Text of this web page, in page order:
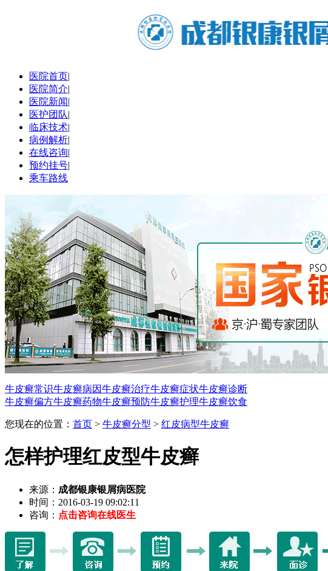
医院首页|
医院简介|
医院新闻|
医护团队|
临床技术|
病例解析|
在线咨询|
预约挂号|
乘车路线
牛皮癣常识牛皮癣病因牛皮癣治疗牛皮癣症状牛皮癣诊断
牛皮癣偏方牛皮癣药物牛皮癣预防牛皮癣护理牛皮癣饮食
您现在的位置： 首页 > 牛皮癣分型 > 红皮病型牛皮癣
怎样护理红皮型牛皮癣
来源： 成都银康银屑病医院
时间：2016-03-19 09:02:11
咨询： 点击咨询在线医生